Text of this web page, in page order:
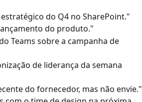
do Q4 no SharePoint."
do produto."
Teams sobre a campanha de
de liderança da semana
do fornecedor, mas não envie."